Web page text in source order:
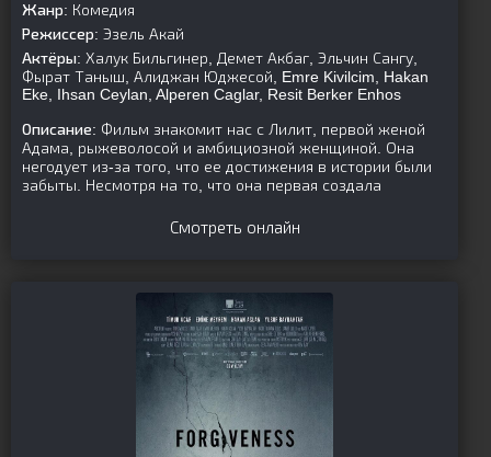
Жанр: Комедия
Режиссер: Эзель Акай
Актёры: Халук Бильгинер, Демет Акбаг, Эльчин Сангу,
Фырат Таныш, Алиджан Юджесой, Emre Kivilcim, Hakan
Eke, Ihsan Ceylan, Alperen Caglar, Resit Berker Enhos
Описание: Фильм знакомит нас с Лилит, первой женой
Адама, рыжеволосой и амбициозной женщиной. Она
негодует из-за того, что ее достижения в истории были
забыты. Несмотря на то, что она первая создала
Смотреть онлайн